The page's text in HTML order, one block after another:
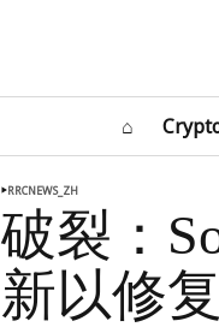
⌂
RRCNEWS_ZH
破裂：
新以修